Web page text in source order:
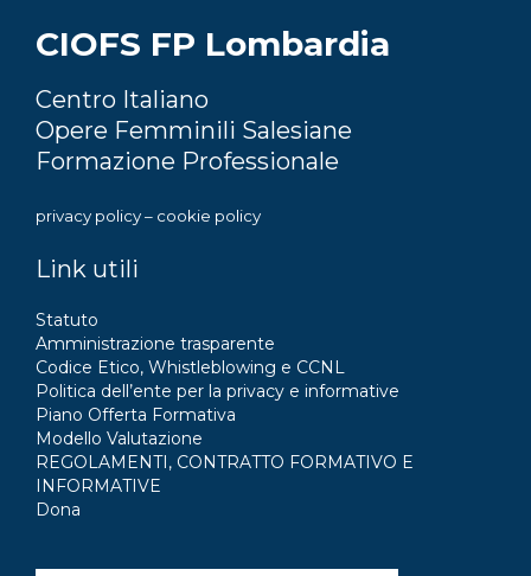
CIOFS FP Lombardia
Centro Italiano
Opere Femminili Salesiane
Formazione Professionale
privacy policy– cookie policy
Link utili
Statuto
Amministrazione trasparente
Codice Etico, Whistleblowing e CCNL
Politica dell’ente per la privacy e informative
Piano Offerta Formativa
Modello Valutazione
REGOLAMENTI, CONTRATTO FORMATIVO E
INFORMATIVE
Dona